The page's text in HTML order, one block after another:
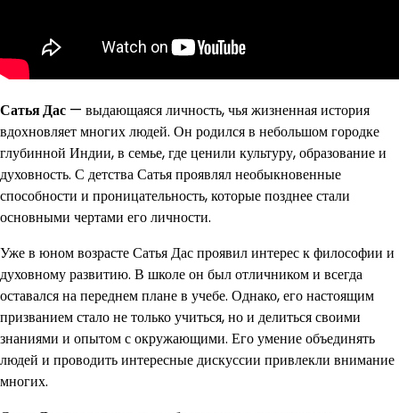
Сатья Дас — выдающаяся личность, чья жизненная история
вдохновляет многих людей. Он родился в небольшом городке
глубинной Индии, в семье, где ценили культуру, образование и
духовность. С детства Сатья проявлял необыкновенные
способности и проницательность, которые позднее стали
основными чертами его личности.
Уже в юном возрасте Сатья Дас проявил интерес к философии и
духовному развитию. В школе он был отличником и всегда
оставался на переднем плане в учебе. Однако, его настоящим
призванием стало не только учиться, но и делиться своими
знаниями и опытом с окружающими. Его умение объединять
людей и проводить интересные дискуссии привлекли внимание
многих.